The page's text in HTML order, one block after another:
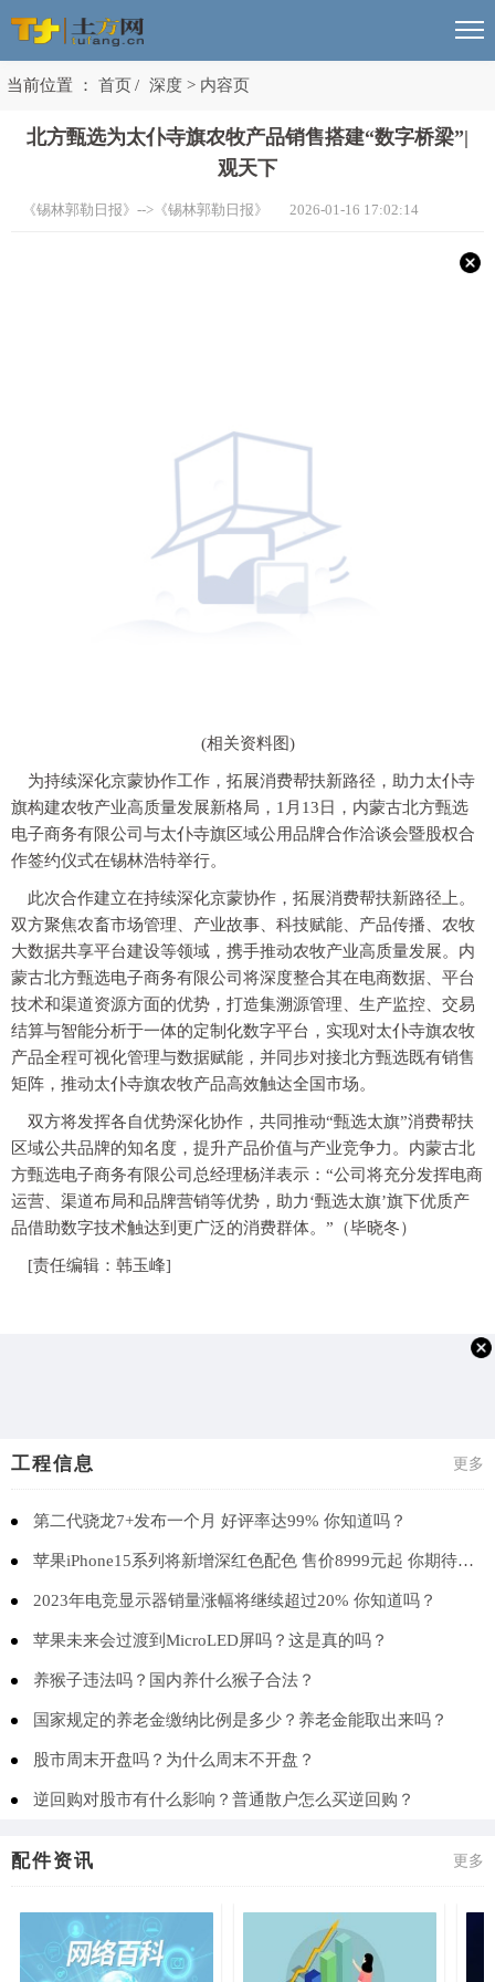
当前位置 ： 首页/ 深度 > 内容页
北方甄选为太仆寺旗农牧产品销售搭建“数字桥梁”|
观天下
《锡林郭勒日报》-->《锡林郭勒日报》 2026-01-16 17:02:14
(相关资料图)
为持续深化京蒙协作工作，拓展消费帮扶新路径，助力太仆寺
旗构建农牧产业高质量发展新格局，1月13日，内蒙古北方甄选
电子商务有限公司与太仆寺旗区域公用品牌合作洽谈会暨股权合
作签约仪式在锡林浩特举行。
此次合作建立在持续深化京蒙协作，拓展消费帮扶新路径上。
双方聚焦农畜市场管理、产业故事、科技赋能、产品传播、农牧
大数据共享平台建设等领域，携手推动农牧产业高质量发展。内
蒙古北方甄选电子商务有限公司将深度整合其在电商数据、平台
技术和渠道资源方面的优势，打造集溯源管理、生产监控、交易
结算与智能分析于一体的定制化数字平台，实现对太仆寺旗农牧
产品全程可视化管理与数据赋能，并同步对接北方甄选既有销售
矩阵，推动太仆寺旗农牧产品高效触达全国市场。
双方将发挥各自优势深化协作，共同推动“甄选太旗”消费帮扶
区域公共品牌的知名度，提升产品价值与产业竞争力。内蒙古北
方甄选电子商务有限公司总经理杨洋表示：“公司将充分发挥电商
运营、渠道布局和品牌营销等优势，助力‘甄选太旗’旗下优质产
品借助数字技术触达到更广泛的消费群体。”（毕晓冬）
[责任编辑：韩玉峰]
工程信息 更多
第二代骁龙7+发布一个月 好评率达99% 你知道吗？
苹果iPhone15系列将新增深红色配色 售价8999元起 你期待吗？
2023年电竞显示器销量涨幅将继续超过20% 你知道吗？
苹果未来会过渡到MicroLED屏吗？这是真的吗？
养猴子违法吗？国内养什么猴子合法？
国家规定的养老金缴纳比例是多少？养老金能取出来吗？
股市周末开盘吗？为什么周末不开盘？
逆回购对股市有什么影响？普通散户怎么买逆回购？
配件资讯 更多